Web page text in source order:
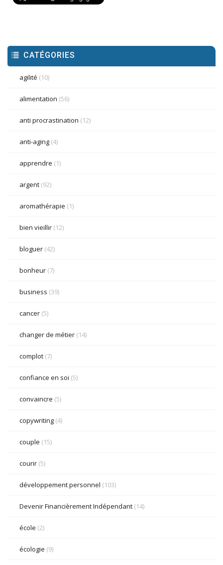
CATÉGORIES
agilité (10)
alimentation (56)
anti procrastination (12)
anti-aging (4)
apprendre (1)
argent (92)
aromathérapie (1)
bien vieillir (12)
bloguer (42)
bonheur (7)
business (39)
cancer (5)
changer de métier (14)
complot (7)
confiance en soi (5)
convaincre (5)
copywriting (4)
couple (15)
courir (5)
développement personnel (103)
Devenir Financièrement Indépendant (14)
école (2)
écologie (9)